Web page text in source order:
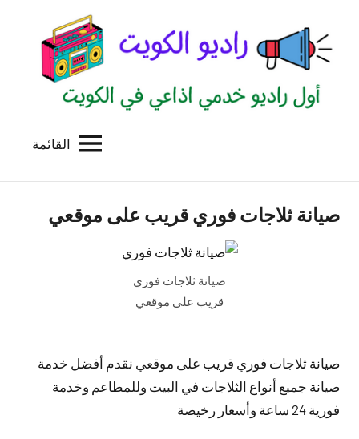
المحتوى
الكويت
للاعلانات
الخدمية
القائمة
صيانة ثلاجات فوري قريب على موقعي
صيانة ثلاجات فوري
قريب على موقعي
صيانة ثلاجات فوري قريب على موقعي نقدم أفضل خدمة
صيانة جميع أنواع الثلاجات في البيت وللمطاعم وخدمة
فورية 24 ساعة وأسعار رخيصة